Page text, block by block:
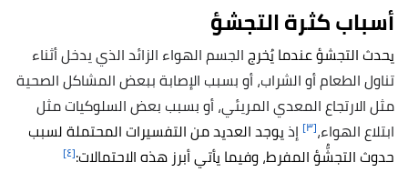
أسباب كثرة التجشؤ
يحدث التجشؤ عندما يُخرجالجسم الهواء الزائد الذي يدخل أثناء
تناول الطعام أو الشراب، أو بسبب الإصابة ببعض المشاكل الصحية
مثل الارتجاع المعدي المريئي، أو بسبب بعض السلوكيات مثل
ابتلاع الهواء،[٣] إذيوجد العديد من التفسيرات المحتملة لسبب
حدوث التجشُّؤ المفرط، وفيما يأتي أبرز هذه الاحتمالات:[٤]